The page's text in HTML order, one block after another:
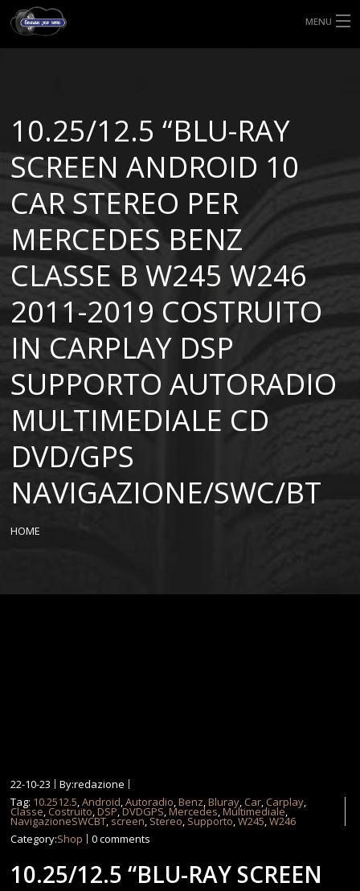
MENU
MISURE GOMME
BLOG
SHOP
10.25/12.5 “BLU-RAY
SCREEN ANDROID 10
CAR STEREO PER
MERCEDES BENZ
CLASSE B W245 W246
2011-2019 COSTRUITO
IN CARPLAY DSP
SUPPORTO AUTORADIO
MULTIMEDIALE CD
DVD/GPS
NAVIGAZIONE/SWC/BT
HOME
22-10-23
By:redazione
Tag: 10.2512.5,Android,Autoradio,Benz,Bluray, Car, Carplay,
Classe, Costruito,DSP,DVDGPS,Mercedes,Multimediale,
NavigazioneSWCBT, screen, Stereo, Supporto,W245,W246
Category:Shop 0 comments
10.25/12.5 “BLU-RAY SCREEN